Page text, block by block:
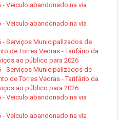
- Veiculo abandonado na via
- Veiculo abandonado na via
- Serviços Municipalizados de
de Torres Vedras - Tarifário da
ao público para 2026
- Serviços Municipalizados de
de Torres Vedras - Tarifário da
ao público para 2026
- Veiculo abandonado na via
- Veiculo abandonado na via